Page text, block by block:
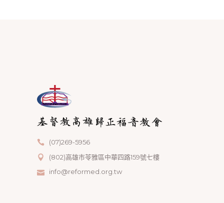
(07)269-5956
(802)高雄市苓雅區中華四路159號七樓
info@reformed.org.tw